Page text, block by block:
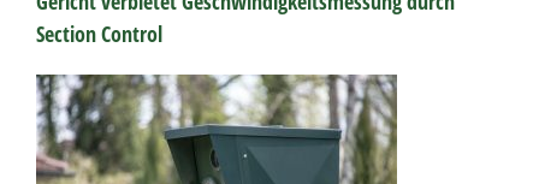
Section Control